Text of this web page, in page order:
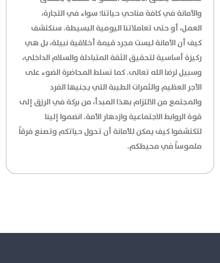
والأمانة في كافة مناحي حياتنا؛ سواء في التجارة،
العمل، أو حتى تعاملاتنا اليومية البسيطة. سنكتشف
كيف أن الأمانة ليست مجرد قيمة أخلاقية نبيلة، بل هي
ركيزة أساسية لتحقيق الثقة المتبادلة والسلام الداخلي،
وسبيل لرضا الله تعالى. كما تسلط المحاضرة الضوء على
الأجر العظيم والثمرات الطيبة التي يجنيها الفرد
والمجتمع من الالتزام بهذا المبدأ، من بركة في الرزق إلى
قوة الروابط الاجتماعية وازدهار الأمة. انضموا إلينا
لتكتشفوا كيف يمكن للأمانة أن تحول حياتكم وتصنع فرقاً
ملموساً في محيطكم.